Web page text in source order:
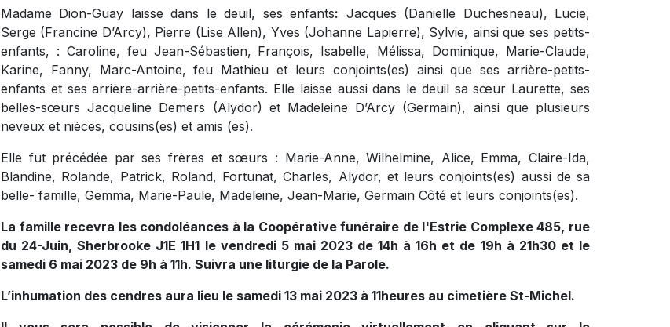
Madame Dion-Guay laisse dans le deuil, ses enfants: Jacques (Danielle Duchesneau), Lucie,
Serge (Francine D’Arcy), Pierre (Lise Allen), Yves (Johanne Lapierre), Sylvie, ainsi que ses petits-
enfants, : Caroline, feu Jean-Sébastien, François, Isabelle, Mélissa, Dominique, Marie-Claude,
Karine, Fanny, Marc-Antoine, feu Mathieu et leurs conjoints(es) ainsi que ses arrière-petits-
enfants et ses arrière-arrière-petits-enfants. Elle laisse aussi dans le deuil sa sœur Laurette, ses
belles-sœurs Jacqueline Demers (Alydor) et Madeleine D’Arcy (Germain), ainsi que plusieurs
neveux et nièces, cousins(es) et amis (es).
Elle fut précédée par ses frères et sœurs : Marie-Anne, Wilhelmine, Alice, Emma, Claire-Ida,
Blandine, Rolande, Patrick, Roland, Fortunat, Charles, Alydor, et leurs conjoints(es) aussi de sa
belle- famille, Gemma, Marie-Paule, Madeleine, Jean-Marie, Germain Côté et leurs conjoints(es).
La famille recevra les condoléances à la Coopérative funéraire de l'Estrie Complexe 485, rue
du 24-Juin, Sherbrooke J1E 1H1 le vendredi 5 mai 2023 de 14h à 16h et de 19h à 21h30 et le
samedi 6 mai 2023 de 9h à 11h. Suivra une liturgie de la Parole.
L’inhumation des cendres aura lieu le samedi 13 mai 2023 à 11heures au cimetière St-Michel.